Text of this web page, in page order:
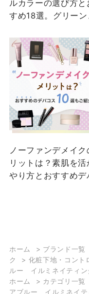
2026/05/21
【♡𝐉𝐈𝐋𝐋𝐒𝐓𝐔𝐀𝐑𝐓 ♡
2026年
Something Pure
発売日 2026年5月
(金) 純白の装いにしのば
みちびく色、サムシ
ブルー。 凛としたブ
には、変わることの
て、二人の幸せが永遠
続きますように。 ※限定
品のため数に限りが
います。 .・*・.・*・.・
ルカラーの選び方と
すめ18選。グリー
ノーファンデメイク
リットは？素肌を活
やり方とおすすめデ
ホーム > ブランド一覧
ク
> 化粧下地・コント
ルー イルミネイティン
ホーム
> カテゴリ一覧
アブルー イルミネイテ